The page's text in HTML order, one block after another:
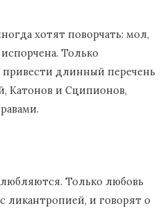
хотят поворчать: мол,
Только
привести длинный перечень
Катонов и Сципионов,
Только любовь
ликантропией, и говорят о